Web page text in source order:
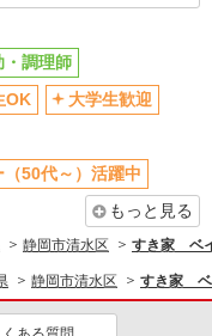
・調理師
OK
大学生歓迎
（50代～）活躍中
もっと見る
静岡市清水区 すき家 ベ
静岡市清水区 すき家 ベ